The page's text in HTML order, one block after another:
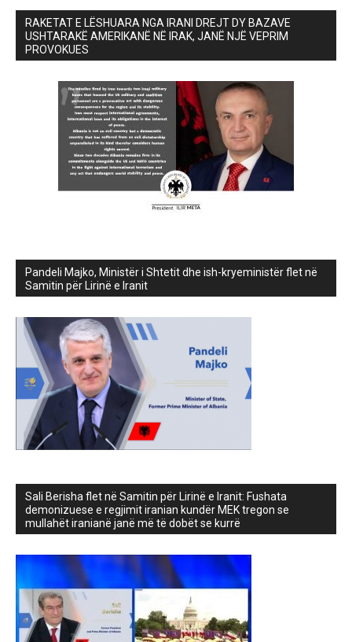
RAKETAT E LËSHUARA NGA IRANI DREJT DY BAZAVE
USHTARAKË AMERIKANË NË IRAK, JANË NJË VEPRIM
PROVOKUES
Pandeli Majko, Ministër i Shtetit dhe ish-kryeministër flet në
Samitin për Lirinë e Iranit
Sali Berisha flet në Samitin për Lirinë e Iranit: Fushata
demonizuese e regjimit iranian kundër MEK tregon se
mullahët iranianë janë më të dobët se kurrë